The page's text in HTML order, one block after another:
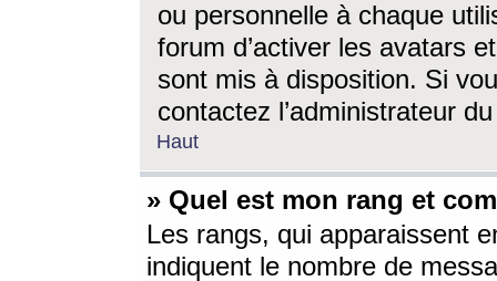
ou personnelle à chaque
forum d’activer les avatars
sont mis à disposition. Si
contactez l’administrateur
Haut
» Quel est mon rang et
Les rangs, qui apparaissent
indiquent le nombre de